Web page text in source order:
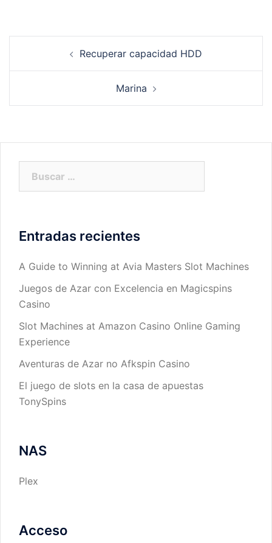
Recuperar capacidad HDD
Marina
Entradas recientes
A Guide to Winning at Avia Masters Slot Machines
Juegos de Azar con Excelencia en Magicspins
Casino
Slot Machines at Amazon Casino Online Gaming
Experience
Aventuras de Azar no Afkspin Casino
El juego de slots en la casa de apuestas
TonySpins
NAS
Plex
Acceso